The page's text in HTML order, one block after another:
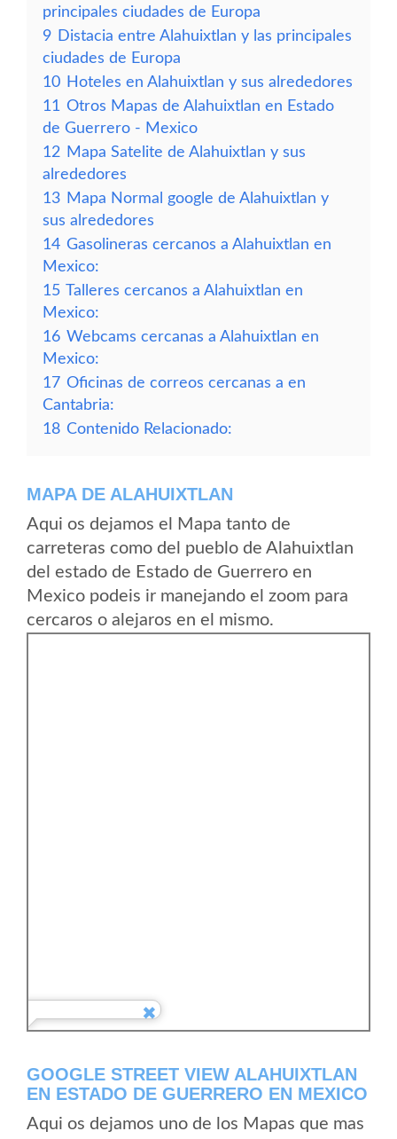
principales ciudades de Europa
9 Distacia entre Alahuixtlan y las principales
ciudades de Europa
10 Hoteles en Alahuixtlan y sus alrededores
11 Otros Mapas de Alahuixtlan en Estado
de Guerrero - Mexico
12 Mapa Satelite de Alahuixtlan y sus
alrededores
13 Mapa Normal google de Alahuixtlan y
sus alrededores
14 Gasolineras cercanos a Alahuixtlan en
Mexico:
15 Talleres cercanos a Alahuixtlan en
Mexico:
16 Webcams cercanas a Alahuixtlan en
Mexico:
17 Oficinas de correos cercanas a en
Cantabria:
18 Contenido Relacionado:
MAPA DE ALAHUIXTLAN
Aqui os dejamos el Mapa tanto de
carreteras como del pueblo de Alahuixtlan
del estado de Estado de Guerrero en
Mexico podeis ir manejando el zoom para
cercaros o alejaros en el mismo.
GOOGLE STREET VIEW ALAHUIXTLAN
EN ESTADO DE GUERRERO EN MEXICO
Aqui os dejamos uno de los Mapas que mas